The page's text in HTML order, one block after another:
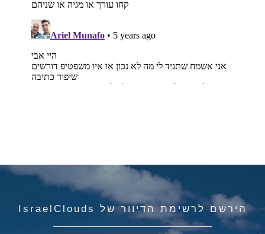
הירשם לרשימת הדיוור של IsraelClouds